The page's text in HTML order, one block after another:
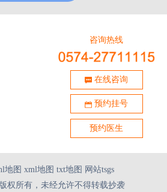
咨询热线
在线咨询
预约挂号
预约医生
地图 xml地图 txt地图 网站tsgs
权所有，未经允许不得转载抄袭